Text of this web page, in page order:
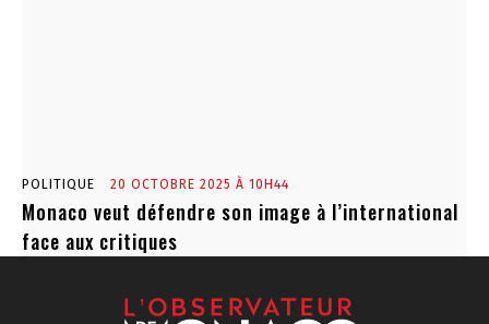
POLITIQUE 20 OCTOBRE 2025 À 10H44
Monaco veut défendre son image à l’international
face aux critiques